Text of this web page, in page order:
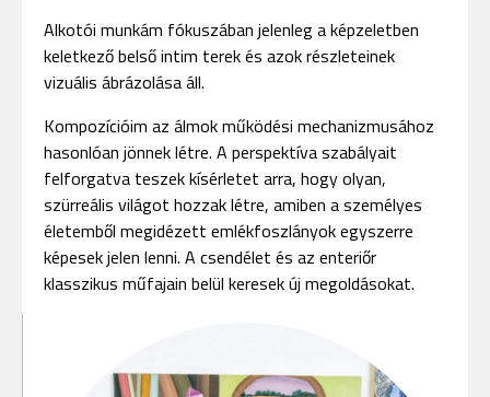
Alkotói munkám fókuszában jelenleg a képzeletben
keletkező belső intim terek és azok részleteinek
vizuális ábrázolása áll.
Kompozícióim az álmok működési mechanizmusához
hasonlóan jönnek létre. A perspektíva szabályait
felforgatva teszek kísérletet arra, hogy olyan,
szürreális világot hozzak létre, amiben a személyes
életemből megidézett emlékfoszlányok egyszerre
képesek jelen lenni. A csendélet és az enteriőr
klasszikus műfajain belül keresek új megoldásokat.